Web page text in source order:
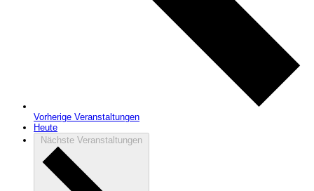
Vorherige Veranstaltungen
Heute
Nächste Veranstaltungen